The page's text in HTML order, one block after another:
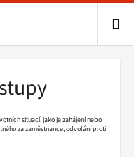
situací, jako je zahájení nebo
za zaměstnance, odvolání proti